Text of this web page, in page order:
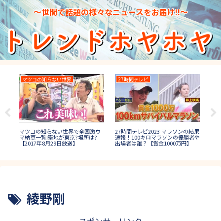
～世間で話題の様々なニュースをお届け!!～
マツコの知らない世界
マツコの知らない世界で全国激ウ
マ納豆一覧!聖地が東京?場所は?
【2017年8月29日放送】
27時間テレビ
27時間テレビ2023 マラソンの結果
速報！100キロマラソンの優勝者や
出場者は誰？【賞金1000万円】
綾野剛